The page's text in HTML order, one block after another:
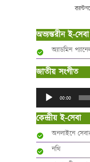
অভ্যন্তরীন ই-সেবা
অ্যাডমিন
জাতীয় সংগীত
Audio
Player
00:00
কেন্দ্রীয় ই-সেবা
অনলাইনে
নথি